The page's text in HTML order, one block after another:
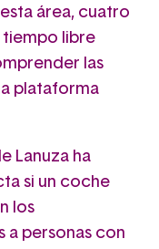
área, cuatro
tiempo libre
las
plataforma
Lanuza ha
si un coche
los
a personas con